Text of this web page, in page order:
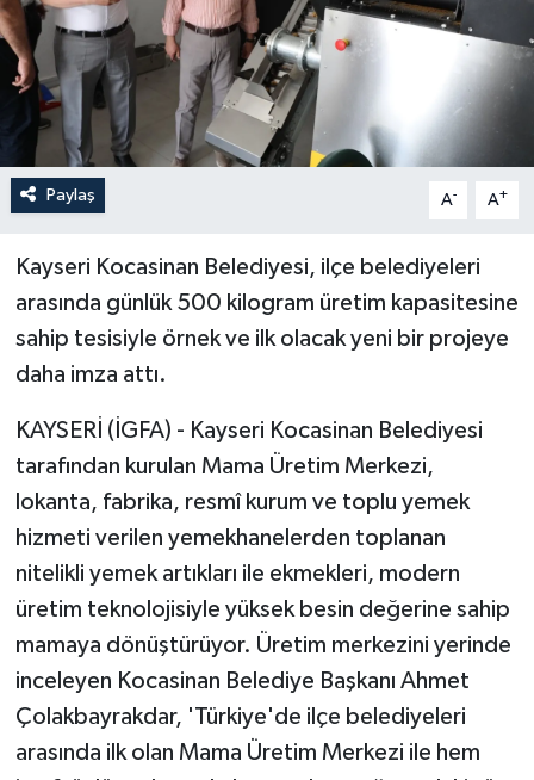
Paylaş A- A+
Kayseri Kocasinan Belediyesi, ilçe belediyeleri
arasında günlük 500 kilogram üretim kapasitesine
sahip tesisiyle örnek ve ilk olacak yeni bir projeye
daha imza attı.
KAYSERİ (İGFA) - Kayseri Kocasinan Belediyesi
tarafından kurulan Mama Üretim Merkezi,
lokanta, fabrika, resmî kurum ve toplu yemek
hizmeti verilen yemekhanelerden toplanan
nitelikli yemek artıkları ile ekmekleri, modern
üretim teknolojisiyle yüksek besin değerine sahip
mamaya dönüştürüyor. Üretim merkezini yerinde
inceleyen Kocasinan Belediye Başkanı Ahmet
Çolakbayrakdar, 'Türkiye'de ilçe belediyeleri
arasında ilk olan Mama Üretim Merkezi ile hem